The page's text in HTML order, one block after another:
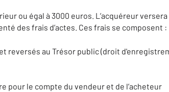
ou égal à 3000 euros. L’acquéreur
des frais d’actes. Ces frais se composent :
reversés au Trésor public (droit
pour le compte du vendeur et de l’acheteur